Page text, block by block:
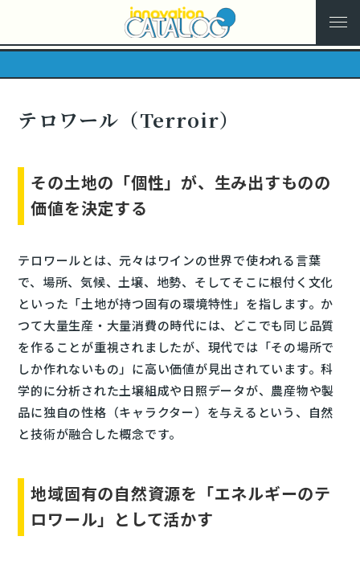
テロワール（Terroir）
その土地の「個性」が、生み出すものの
価値を決定する
テロワールとは、元々はワインの世界で使われる言葉
で、場所、気候、土壌、地勢、そしてそこに根付く文化
といった「土地が持つ固有の環境特性」を指します。か
つて大量生産・大量消費の時代には、どこでも同じ品質
を作ることが重視されましたが、現代では「その場所で
しか作れないもの」に高い価値が見出されています。科
学的に分析された土壌組成や日照データが、農産物や製
品に独自の性格（キャラクター）を与えるという、自然
と技術が融合した概念です。
地域固有の自然資源を「エネルギーのテ
ロワール」として活かす